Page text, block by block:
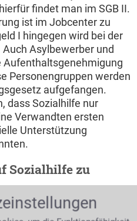
findet man im SGB II.
ist im Jobcenter zu
I hingegen wird bei der
Asylbewerber und
Aufenthaltsgenehmigung
Personengruppen werden
aufgefangen.
dass Sozialhilfe nur
Verwandten ersten
Unterstützung
Sozialhilfe zu